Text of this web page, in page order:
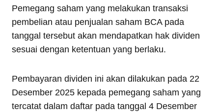
Pemegang saham yang melakukan transaksi
pembelian atau penjualan saham BCA pada
tanggal tersebut akan mendapatkan hak dividen
sesuai dengan ketentuan yang berlaku.
Pembayaran dividen ini akan dilakukan pada 22
Desember 2025 kepada pemegang saham yang
tercatat dalam daftar pada tanggal 4 Desember